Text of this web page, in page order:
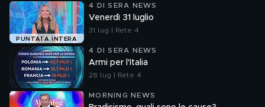
PUNTATA INTERA
4 DI SERA NEWS
Venerdì 31 luglio
31 lug | Rete 4
4 DI SERA NEWS
Armi per l'Italia
28 lug | Rete 4
MORNING NEWS